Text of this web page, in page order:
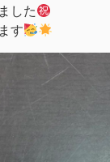
した
す